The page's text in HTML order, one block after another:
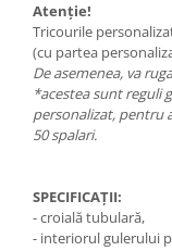
Atenție!
Tricourile
(cu partea
De asemenea, va
*acestea sunt reguli
personalizat, pentru
50 spalari.
SPECIFICAȚII:
- croială tubulară,
- interiorul gulerului